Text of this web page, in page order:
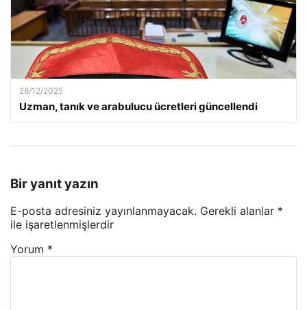
28/12/2025
Uzman, tanık ve arabulucu ücretleri güncellendi
Bir yanıt yazın
E-posta adresiniz yayınlanmayacak. Gerekli alanlar *
ile işaretlenmişlerdir
Yorum *